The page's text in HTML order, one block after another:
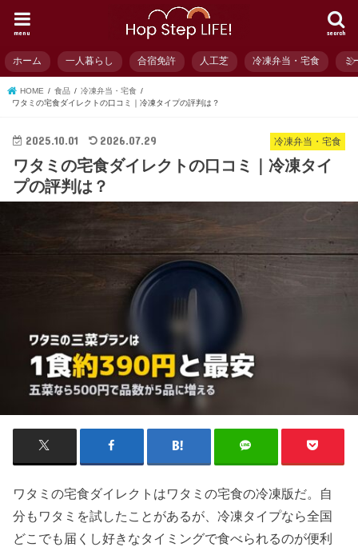
search
menu
ホーム 一人暮らし 合宿免許 人工芝 冷凍弁当・宅食 ミ
HOME 食品
冷凍弁当・宅食
ワタミの宅食ダイレクトの口コミ｜冷凍タイプの評判は？
冷凍弁当・宅食
2025.10.01 2026.07.29
ワタミの宅食ダイレクトの口コミ｜冷凍タイ
プの評判は？
ワタミの宅食ダイレクトはワタミの宅食の冷凍版だ。自
分もワタミを試したことがあるが、冷凍タイプなら全国
どこでも届くし好きなタイミングで食べられるのが便利